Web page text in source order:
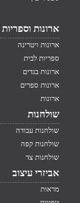
ארונות וספריות
ארונות ויטרינה
ספריות לבית
ארונות בגדים
ארונות ספרים
ארונות
שולחנות
שולחנות עבודה
שולחנות קפה
שולחנות צד
אביזרי עיצוב
מראות